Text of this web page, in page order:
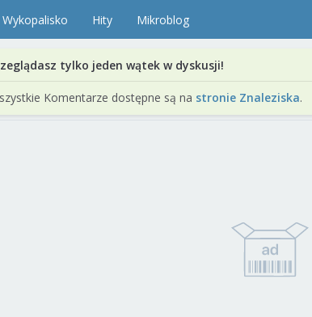
Wykopalisko Hity Mikroblog
tylko jeden wątek w dyskusji!
Komentarze dostępne są na stronie Znaleziska.